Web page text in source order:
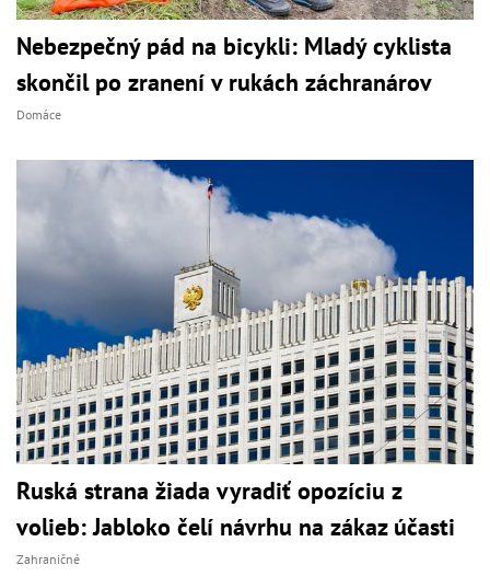
Nebezpečný pád na bicykli: Mladý cyklista
skončil po zranení v rukách záchranárov
Domáce
Ruská strana žiada vyradiť opozíciu z
volieb: Jabloko čelí návrhu na zákaz účasti
Zahraničné